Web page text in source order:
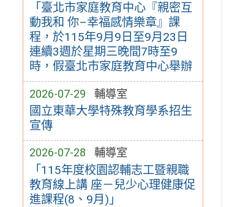
「臺北市家庭教育中心『親密互
動我和 你–幸福感情樂章』課
程，於115年9月9日至9月23日
連續3週於星期三晚間7時至9
時，假臺北市家庭教育中心舉辦
2026-07-29 輔導室
國立東華大學特殊教育學系招生
宣傳
2026-07-28 輔導室
「115年度校園認輔志工暨親職
教育線上講 座－兒少心理健康促
進課程(8、9月)」